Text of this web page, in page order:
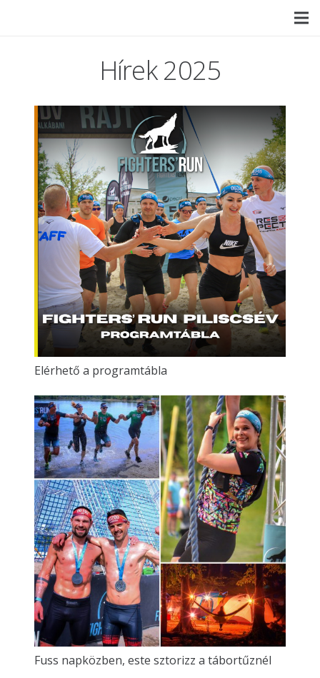
Hírek 2025
Elérhető a programtábla
Fuss napközben, este sztorizz a tábortűznél